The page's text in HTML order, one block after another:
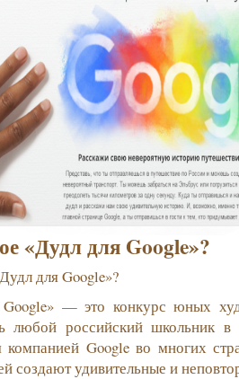
«Дудл для Google»?
для Google»?
— это конкурс юных
любой российский школьник в
компанией Google во многих
создают удивительные и